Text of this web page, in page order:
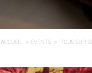
ACCUEIL EVENTS TOUS SUR